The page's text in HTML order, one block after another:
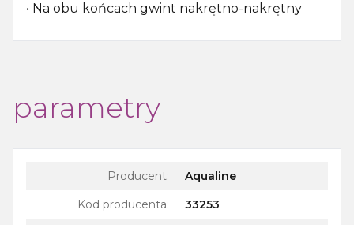
• Na obu końcach gwint nakrętno-nakrętny
parametry
Producent:
Aqualine
Kod producenta:
33253